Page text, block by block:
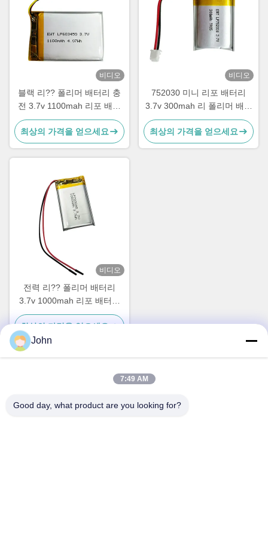
비디오
블랙 리?? 폴리머 배터리 충
전 3.7v 1100mah 리포 배터
리 팩
최상의 가격을 얻으세요
비디오
752030 미니 리포 배터리
3.7v 300mah 리 폴리머 배터
리 팩
최상의 가격을 얻으세요
비디오
전력 리?? 폴리머 배터리
3.7v 1000mah 리포 배터리
703048
최상의 가격을 얻으세요
John
7:49 AM
Good day, what product are you looking for?